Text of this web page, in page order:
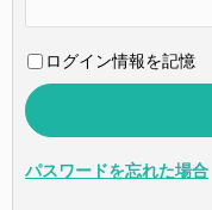
ログイン情報を記憶
パスワードを忘れた場合